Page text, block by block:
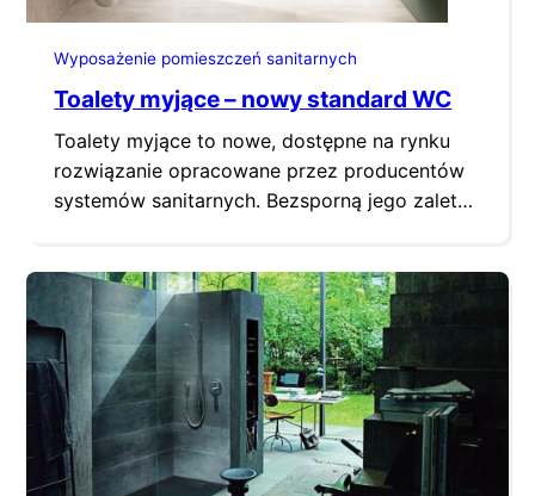
Wyposażenie pomieszczeń sanitarnych
Toalety myjące – nowy standard WC
Toalety myjące to nowe, dostępne na rynku
rozwiązanie opracowane przez producentów
systemów sanitarnych. Bezsporną jego zaletą
odniesieniu do całego pomieszczenia wc. Jest
to możliwe dzięki zastosowaniu ceramiki
bezkołnierzowej oraz dysz z funkcją
samooczyszczania. Wadami, które do tej pory
odstręczały od wyboru tego…